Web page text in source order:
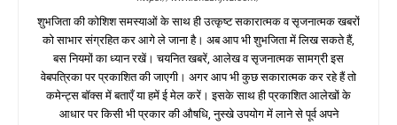
शुभजिता की कोशिश समस्याओं के साथ ही उत्कृष्ट सकारात्मक व सृजनात्मक खबरों
को साभार संग्रहित कर आगे ले जाना है। अब आप भी शुभजिता में लिख सकते हैं,
बस नियमों का ध्यान रखें। चयनित खबरें, आलेख व सृजनात्मक सामग्री इस
वेबपत्रिका पर प्रकाशित की जाएगी। अगर आप भी कुछ सकारात्मक कर रहे हैं तो
कमेन्ट्स बॉक्स में बताएँ या हमें ई मेल करें। इसके साथ ही प्रकाशित आलेखों के
आधार पर किसी भी प्रकार की औषधि, नुस्खे उपयोग में लाने से पूर्व अपने